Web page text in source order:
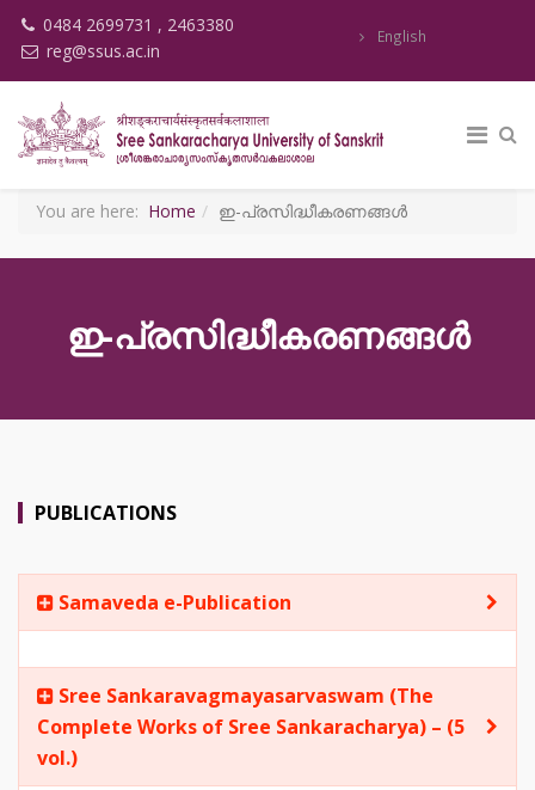
0484 2699731 , 2463380
reg@ssus.ac.in
English
You are here: Home ഇ-പ്രസിദ്ധീകരണങ്ങൾ
ഇ-പ്രസിദ്ധീകരണങ്ങൾ
PUBLICATIONS
Samaveda e-Publication
Sree Sankaravagmayasarvaswam (The
Complete Works of Sree Sankaracharya) – (5
vol.)